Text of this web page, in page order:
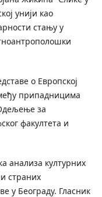
унији као
стању у
о Европској
припадницима
за
факултета и
анализа културних
страних
у Београду. Гласник